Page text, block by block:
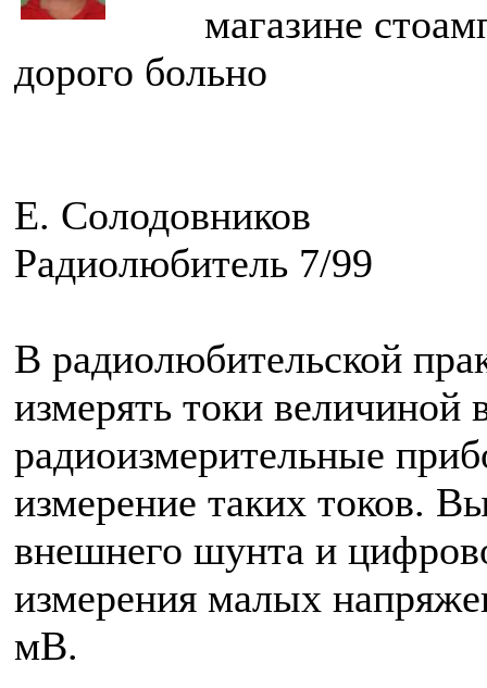
магазине
дорого больно
Е. Солодовников
Радиолюбитель 7/99
В радиолюбительской
измерять токи
радиоизмерительные
измерение таких токов.
внешнего шунта и
измерения малых
мВ.